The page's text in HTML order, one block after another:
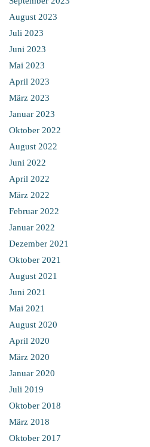
August 2023
Juli 2023
Juni 2023
Mai 2023
April 2023
März 2023
Januar 2023
Oktober 2022
August 2022
Juni 2022
April 2022
März 2022
Februar 2022
Januar 2022
Dezember 2021
Oktober 2021
August 2021
Juni 2021
Mai 2021
August 2020
April 2020
März 2020
Januar 2020
Juli 2019
Oktober 2018
März 2018
Oktober 2017